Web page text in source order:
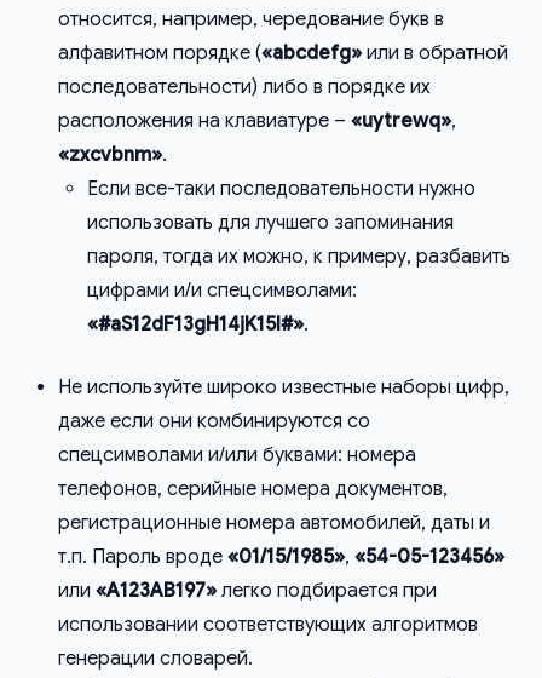
относится, например, чередование букв в
алфавитном порядке («abcdefg» или в обратной
последовательности) либо в порядке их
расположения на клавиатуре – «uytrewq»,
«zxcvbnm».
Если все-таки последовательности нужно
использовать для лучшего запоминания
пароля, тогда их можно, к примеру, разбавить
цифрами и/и спецсимволами:
«#aS12dF13gH14jK15l#».
Не используйте широко известные наборы цифр,
даже если они комбинируются со
спецсимволами и/или буквами: номера
телефонов, серийные номера документов,
регистрационные номера автомобилей, даты и
т.п. Пароль вроде «01/15/1985», «54-05-123456»
или «A123AB197» легко подбирается при
использовании соответствующих алгоритмов
генерации словарей.